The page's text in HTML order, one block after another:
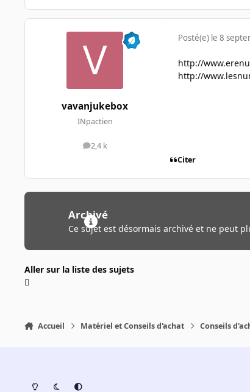
vavanjukebox
INpactien
2,4 k
messages
Posté(e) le 8
http://
http://
Citer
Archivé
Ce sujet est désormais archivé et ne peut
Aller sur la liste des sujets
Accueil Matériel et Conseils d'achat Conseils
Light ModeDark ModeSystem Preference